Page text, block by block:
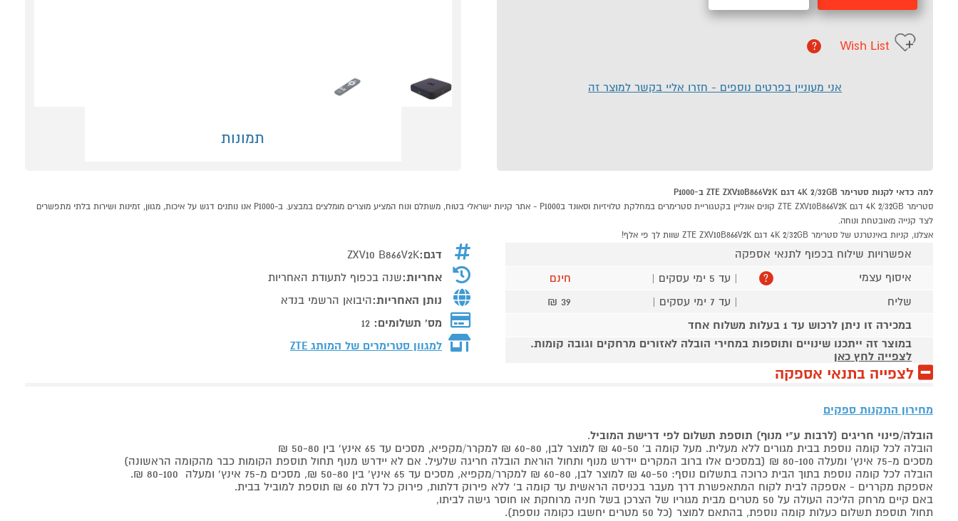
תמונות
Wish List
?
אני מעוניין בפרטים נוספים - חזרו אליי בקשר למוצר זה
למה כדאי לקנות סטרימר 4K 2/32GB דגם ZTE ZXV10B866V2K ב-P1000
סטרימר 4K 2/32GB דגם ZTE ZXV10B866V2K קונים אונליין בקטגוריית סטרימרים במחלקת טלויזיות וסאונד בP1000 - אתר קניות ישראלי בטוח, משתלם ונוח המציע מוצרים מומלצים במבצע. ב-P1000 אנו נותנים דגש על איכות, מגוון, זמינות ושירות בלתי מתפשרים
לצד קנייה מאובטחת ונוחה.
אצלנו, קניות באינטרנט של סטרימר 4K 2/32GB דגם ZTE ZXV10B866V2K שוות לך פי אלף!
אפשרויות שילוח בכפוף לתנאי אספקה
איסוף עצמי
? | עד 5 ימי עסקים |
חינם
שליח
| עד 7 ימי עסקים |
39 ₪
במכירה זו ניתן לרכוש עד 1 בעלות משלוח אחד
במוצר זה ייתכנו שינויים ותוספות במחירי הובלה לאזורים מרחקים וגובה קומות.
לצפייה לחץ כאן
דגם:ZXV10 B866V2K
אחריות:שנה בכפוף לתעודת האחריות
נותן האחריות:היבואן הרשמי בנדא
מס' תשלומים: 12
למגוון סטרימרים של המותג ZTE
לצפייה בתנאי אספקה
מחירון התקנות ספקים
הובלה/פינוי חריגים (לרבות ע"י מנוף) תוספת תשלום לפי דרישת המוביל.
הובלה לכל קומה נוספת בבית מגורים ללא מעלית. מעל קומה ב' 40-50 ₪ למוצר לבן, 60-80 ₪ למקרר/מקפיא, מסכים עד 65 אינץ' בין 50-80 ₪
מסכים מ-75 אינץ' ומעלה 80-100 ₪ (במסכים אלו ברוב המקרים יידרש מנוף ותחול הוראת הובלה חריגה שלעיל. אם לא יידרש מנוף תחול תוספת הקומות כבר מהקומה הראשונה)
הובלה לכל קומה נוספת בתוך הבית כרוכה בתשלום נוסף: 40-50 ₪ למוצר לבן, 60-80 ₪ למקרר/מקפיא, מסכים עד 65 אינץ' בין 50-80 ₪, מסכים מ-75 אינץ' ומעלה 80-100 ₪.
אספקת מקררים - אספקה לבית לקוח המתאפשרת דרך מעבר בכניסה הראשית עד קומה ב' ללא פירוק דלתות, פירוק כל דלת 60 ₪ תוספת למוביל בבית.
באם קיים מרחק הליכה העולה על 50 מטרים מבית מגוריו של הצרכן בשל חניה מרוחקת או חוסר גישה לביתו,
תחול תוספת תשלום כעלות קומה נוספת, בהתאם למוצר (כל 50 מטרים יחשבו כקומה נוספת).